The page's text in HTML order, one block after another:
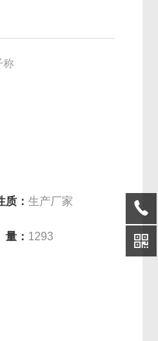
称
质：生产厂家
： 1293